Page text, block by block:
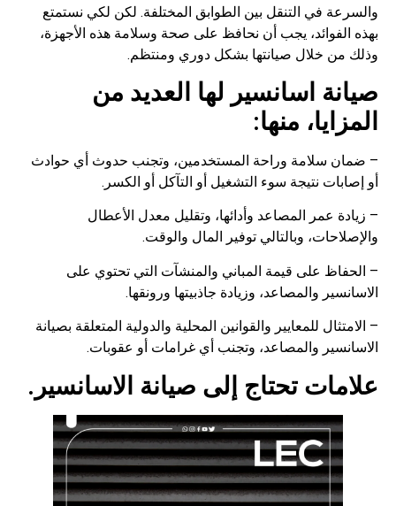
والسرعة في التنقل بين الطوابق المختلفة. لكن لكي نستمتع
بهذه الفوائد، يجب أن نحافظ على صحة وسلامة هذه الأجهزة،
وذلك من خلال صيانتها بشكل دوري ومنتظم.
صيانة اسانسير لها العديد من
المزايا، منها:
– ضمان سلامة وراحة المستخدمين، وتجنب حدوث أي حوادث
أو إصابات نتيجة سوء التشغيل أو التآكل أو الكسر.
– زيادة عمر المصاعد وأدائها، وتقليل معدل الأعطال
والإصلاحات، وبالتالي توفير المال والوقت.
– الحفاظ على قيمة المباني والمنشآت التي تحتوي على
الاسانسير والمصاعد، وزيادة جاذبيتها ورونقها.
– الامتثال للمعايير والقوانين المحلية والدولية المتعلقة بصيانة
الاسانسير والمصاعد، وتجنب أي غرامات أو عقوبات.
علامات تحتاج إلى صيانة الاسانسير.